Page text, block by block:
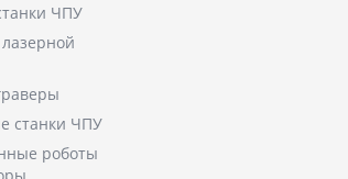
ЧПУ
станки ЧПУ
роботы